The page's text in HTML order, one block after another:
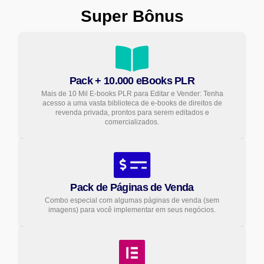
Super Bônus
Pack + 10.000 eBooks PLR
Mais de 10 Mil E-books PLR para Editar e Vender: Tenha
acesso a uma vasta biblioteca de e-books de direitos de
revenda privada, prontos para serem editados e
comercializados.
Pack de Páginas de Venda
Combo especial com algumas páginas de venda (sem
imagens) para você implementar em seus negócios.